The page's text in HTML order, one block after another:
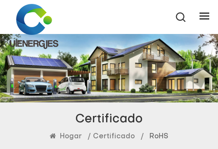
Certificado
Hogar / Certificado / RoHS